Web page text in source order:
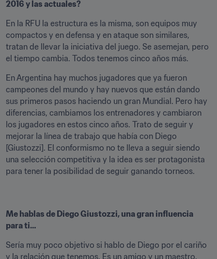
2016 y las actuales?
En la RFU la estructura es la misma, son equipos muy
compactos y en defensa y en ataque son similares,
tratan de llevar la iniciativa del juego. Se asemejan, pero
el tiempo cambia. Todos tenemos cinco años más.
En Argentina hay muchos jugadores que ya fueron
campeones del mundo y hay nuevos que están dando
sus primeros pasos haciendo un gran Mundial. Pero hay
diferencias, cambiamos los entrenadores y cambiaron
los jugadores en estos cinco años. Trato de seguir y
mejorar la línea de trabajo que había con Diego
[Giustozzi]. El conformismo no te lleva a seguir siendo
una selección competitiva y la idea es ser protagonista
para tener la posibilidad de seguir ganando torneos.
Me hablas de Diego Giustozzi, una gran influencia
para ti…
Sería muy poco objetivo si hablo de Diego por el cariño
y la relación que tenemos. Es un amigo y un maestro.